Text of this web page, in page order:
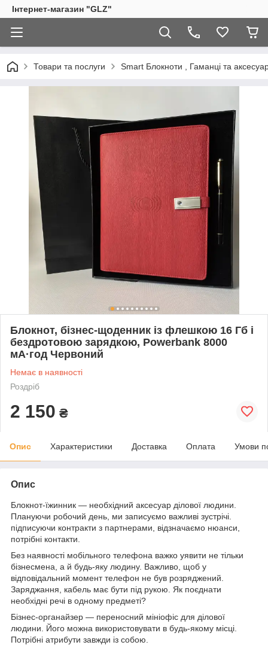
Інтернет-магазин "GLZ"
Товари та послуги Smart Блокноти , Гаманці та
Блокнот, бізнес-щоденник із флешкою 16 Гб і
бездротовою зарядкою, Powerbank 8000
мА·год Червоний
Немає в наявності
Роздріб
2 150 ₴
Опис Характеристики Доставка Оплата Умови
Опис
Блокнот-їжинник — необхідний аксесуар ділової людини.
Плануючи робочий день, ми записуємо важливі зустрічі.
підписуючи контракти з партнерами, відзначаємо нюанси,
потрібні контакти.
Без наявності мобільного телефона важко уявити не тільки
бізнесмена, а й будь-яку людину. Важливо, щоб у
відповідальний момент телефон не був розряджений.
Заряджання, кабель має бути під рукою. Як поєднати
необхідні речі в одному предметі?
Бізнес-органайзер — переносний мініофіс для ділової
людини. Його можна використовувати в будь-якому місці.
Потрібні атрибути завжди із собою.